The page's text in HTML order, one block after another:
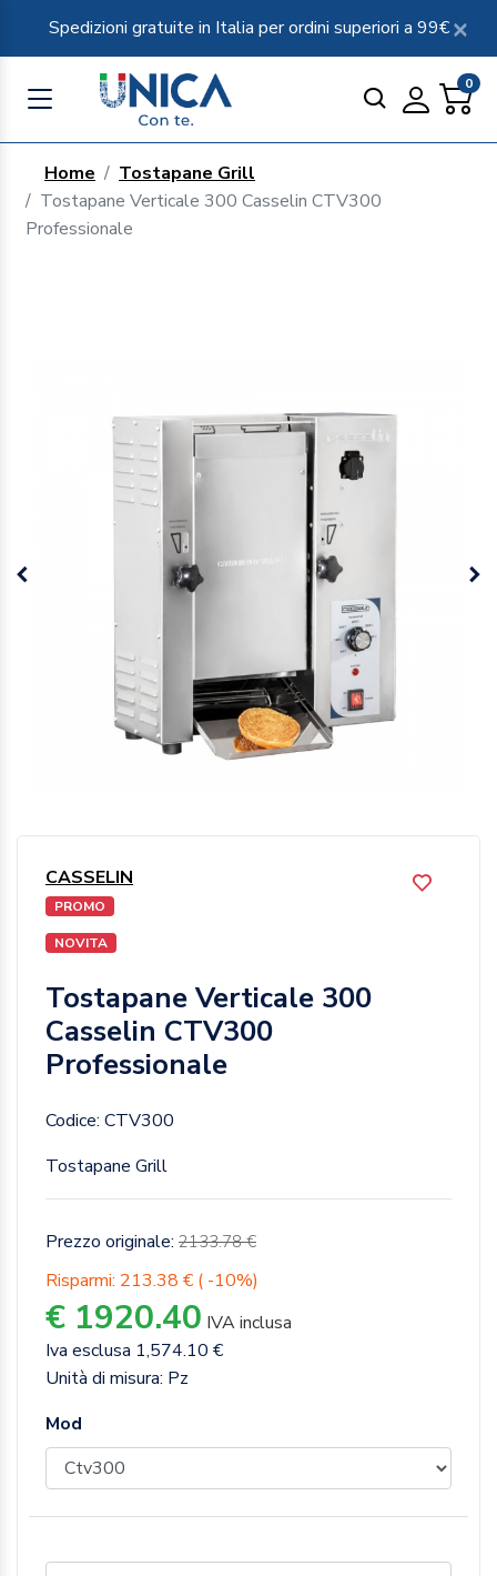
Spedizioni gratuite in Italia per ordini superiori a 99€
0
Home
Tostapane Grill
Tostapane Verticale 300 Casselin CTV300
Professionale
CASSELIN
PROMO
NOVITA
Tostapane Verticale 300
Casselin CTV300
Professionale
Codice: CTV300
Tostapane Grill
Prezzo originale: 2133.78 €
Risparmi: 213.38 € ( -10%)
€ 1920.40 IVA inclusa
Iva esclusa 1,574.10 €
Unità di misura: Pz
Mod